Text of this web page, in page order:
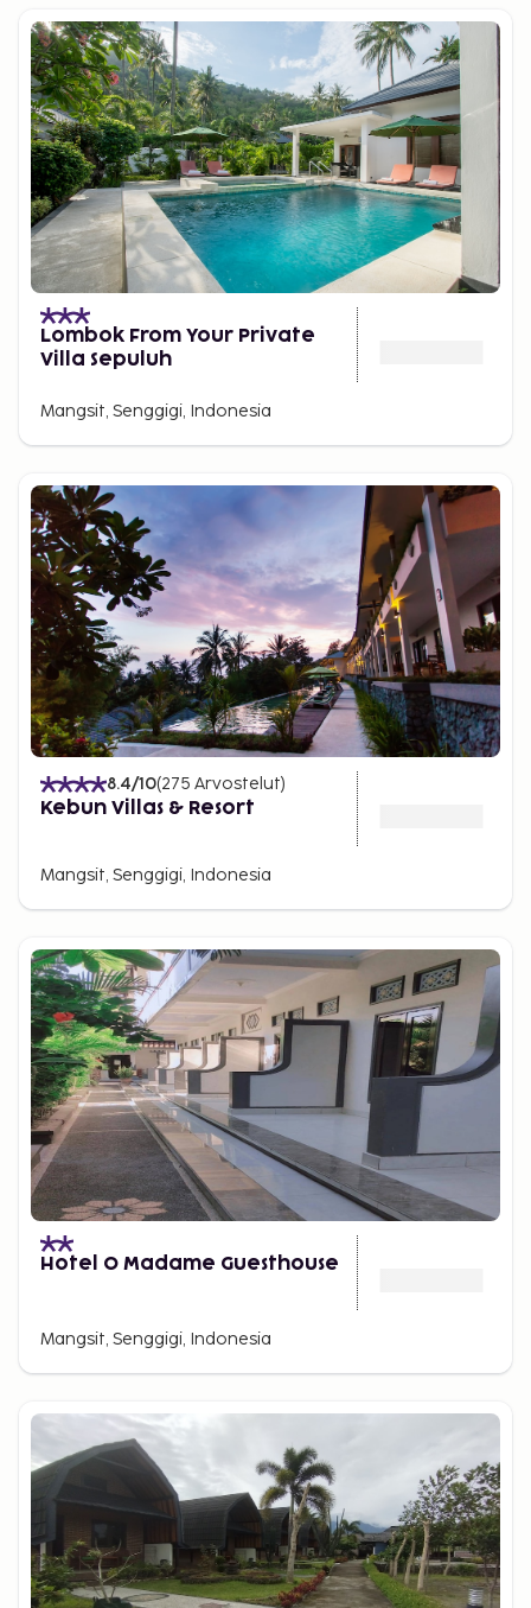
Lombok From Your Private
Villa Sepuluh
Mangsit, Senggigi, Indonesia
8.4/10(275 Arvostelut)
Kebun Villas & Resort
Mangsit, Senggigi, Indonesia
Hotel O Madame Guesthouse
Mangsit, Senggigi, Indonesia